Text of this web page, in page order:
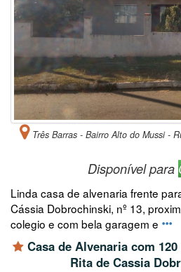
Três Barras - Bairro Alto do Mussi -
Disponível para
Linda casa de alvenaria frente
Cássia Dobrochinski, nº 13,
colegio e com bela garagem e
Casa de Alvenaria com
Rita de Cassia